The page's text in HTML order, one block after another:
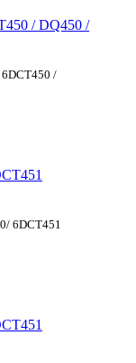
/ DQ450 /
/
6DCT451